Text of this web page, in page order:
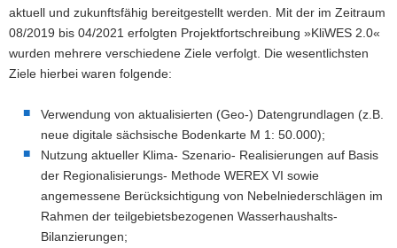
aktuell und zukunftsfähig bereitgestellt werden. Mit der im Zeitraum
08/2019 bis 04/2021 erfolgten Projektfortschreibung »KliWES 2.0«
wurden mehrere verschiedene Ziele verfolgt. Die wesentlichsten
Ziele hierbei waren folgende:
Verwendung von aktualisierten (Geo-) Datengrundlagen (z.B.
neue digitale sächsische Bodenkarte M 1: 50.000);
Nutzung aktueller Klima- Szenario- Realisierungen auf Basis
der Regionalisierungs- Methode WEREX VI sowie
angemessene Berücksichtigung von Nebelniederschlägen im
Rahmen der teilgebietsbezogenen Wasserhaushalts-
Bilanzierungen;